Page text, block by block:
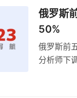
俄罗斯
50%
俄罗斯前
分析师下